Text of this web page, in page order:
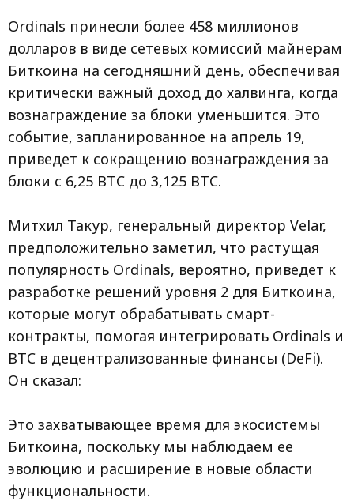
Ordinals принесли более 458 миллионов
долларов в виде сетевых комиссий майнерам
Биткоина на сегодняшний день, обеспечивая
критически важный доход до халвинга, когда
вознаграждение за блоки уменьшится. Это
событие, запланированное на апрель 19,
приведет к сокращению вознаграждения за
блоки с 6,25 BTC до 3,125 BTC.
Митхил Такур, генеральный директор Velar,
предположительно заметил, что растущая
популярность Ordinals, вероятно, приведет к
разработке решений уровня 2 для Биткоина,
которые могут обрабатывать смарт-
контракты, помогая интегрировать Ordinals и
BTC в децентрализованные финансы (DeFi).
Он сказал:
Это захватывающее время для экосистемы
Биткоина, поскольку мы наблюдаем ее
эволюцию и расширение в новые области
функциональности.